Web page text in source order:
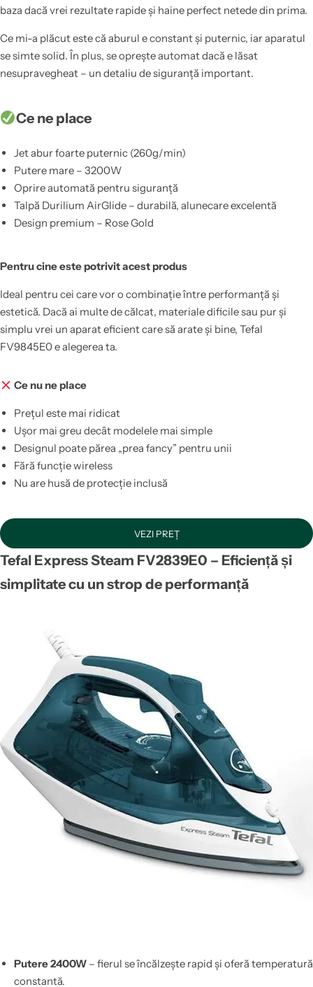
baza dacă vrei rezultate rapide și haine perfect netede din prima.
Ce mi-a plăcut este că aburul e constant și puternic, iar aparatul
se simte solid. În plus, se oprește automat dacă e lăsat
nesupravegheat – un detaliu de siguranță important.
Ce ne place
Jet abur foarte puternic (260g/min)
Putere mare – 3200W
Oprire automată pentru siguranță
Talpă Durilium AirGlide – durabilă, alunecare excelentă
Design premium – Rose Gold
Pentru cine este potrivit acest produs
Ideal pentru cei care vor o combinație între performanță și
estetică. Dacă ai multe de călcat, materiale dificile sau pur și
simplu vrei un aparat eficient care să arate și bine, Tefal
FV9845E0 e alegerea ta.
Ce nu ne place
Prețul este mai ridicat
Ușor mai greu decât modelele mai simple
Designul poate părea „prea fancy” pentru unii
Fără funcție wireless
Nu are husă de protecție inclusă
VEZI PREȚ
Tefal Express Steam FV2839E0 – Eficiență și
simplitate cu un strop de performanță
Putere 2400W– fierul se încălzește rapid și oferă temperatură
constantă.